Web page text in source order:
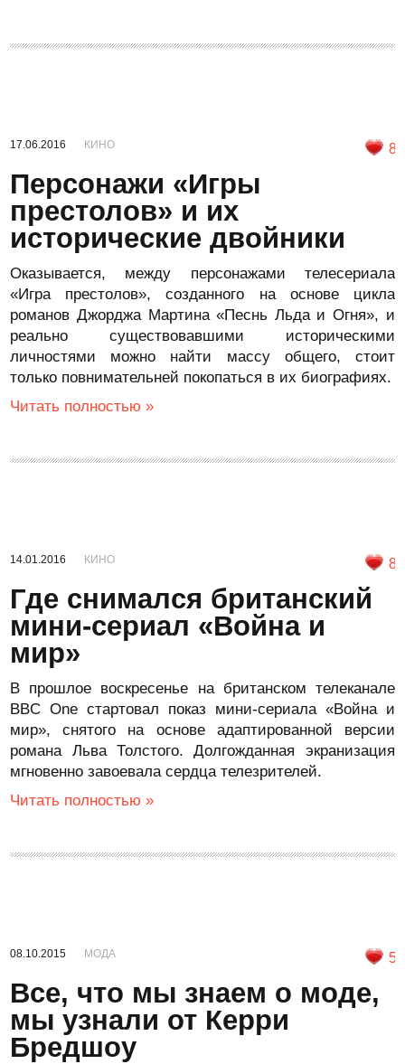
17.06.2016 КИНО 8
Персонажи «Игры
престолов» и их
исторические двойники
Оказывается, между персонажами телесериала
«Игра престолов», созданного на основе цикла
романов Джорджа Мартина «Песнь Льда и Огня», и
реально существовавшими историческими
личностями можно найти массу общего, стоит
только повнимательней покопаться в их биографиях.
Читать полностью »
14.01.2016 КИНО 8
Где снимался британский
мини-сериал «Война и
мир»
В прошлое воскресенье на британском телеканале
BBC One стартовал показ мини-сериала «Война и
мир», снятого на основе адаптированной версии
романа Льва Толстого. Долгожданная экранизация
мгновенно завоевала сердца телезрителей.
Читать полностью »
08.10.2015 МОДА 5
Все, что мы знаем о моде,
мы узнали от Керри
Бредшоу